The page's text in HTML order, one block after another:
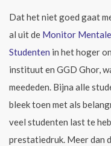
Dat het niet goed gaat
al uit de Monitor
Studenten in het hoger
instituut en GGD Ghor,
meededen. Bijna alle
bleek toen met als
veel studenten last te
prestatiedruk. Meer dan